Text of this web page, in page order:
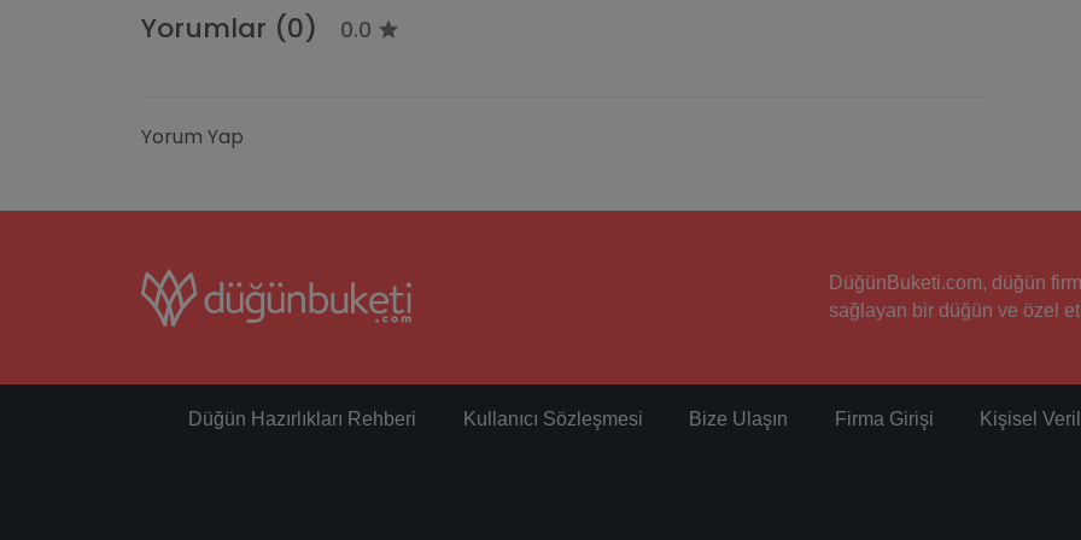
Yorumlar (0) 0.0
Yorum Yap
DüğünBuketi.com, düğün
sağlayan bir düğün ve özel
Düğün Hazırlıkları Rehberi Kullanıcı Sözleşmesi Bize Ulaşın Firma Girişi Kişisel